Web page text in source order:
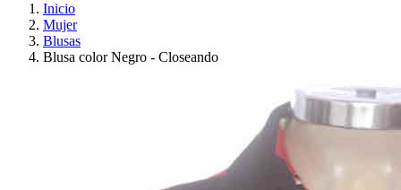
Inicio
Mujer
Blusas
Blusa color Negro - Closeando